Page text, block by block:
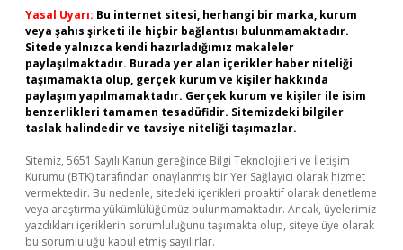
Yasal Uyarı: Bu internet sitesi, herhangi bir marka, kurum
veya şahıs şirketi ile hiçbir bağlantısı bulunmamaktadır.
Sitede yalnızca kendi hazırladığımız makaleler
paylaşılmaktadır. Burada yer alan içerikler haber niteliği
taşımamakta olup, gerçek kurum ve kişiler hakkında
paylaşım yapılmamaktadır. Gerçek kurum ve kişiler ile isim
benzerlikleri tamamen tesadüfidir. Sitemizdeki bilgiler
taslak halindedir ve tavsiye niteliği taşımazlar.
Sitemiz, 5651 Sayılı Kanun gereğince Bilgi Teknolojileri ve İletişim
Kurumu (BTK) tarafından onaylanmış bir Yer Sağlayıcı olarak hizmet
vermektedir. Bu nedenle, sitedeki içerikleri proaktif olarak denetleme
veya araştırma yükümlülüğümüz bulunmamaktadır. Ancak, üyelerimiz
yazdıkları içeriklerin sorumluluğunu taşımakta olup, siteye üye olarak
bu sorumluluğu kabul etmiş sayılırlar.